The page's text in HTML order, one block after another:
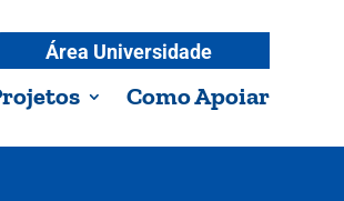
Área Universidade
Como Apoiar